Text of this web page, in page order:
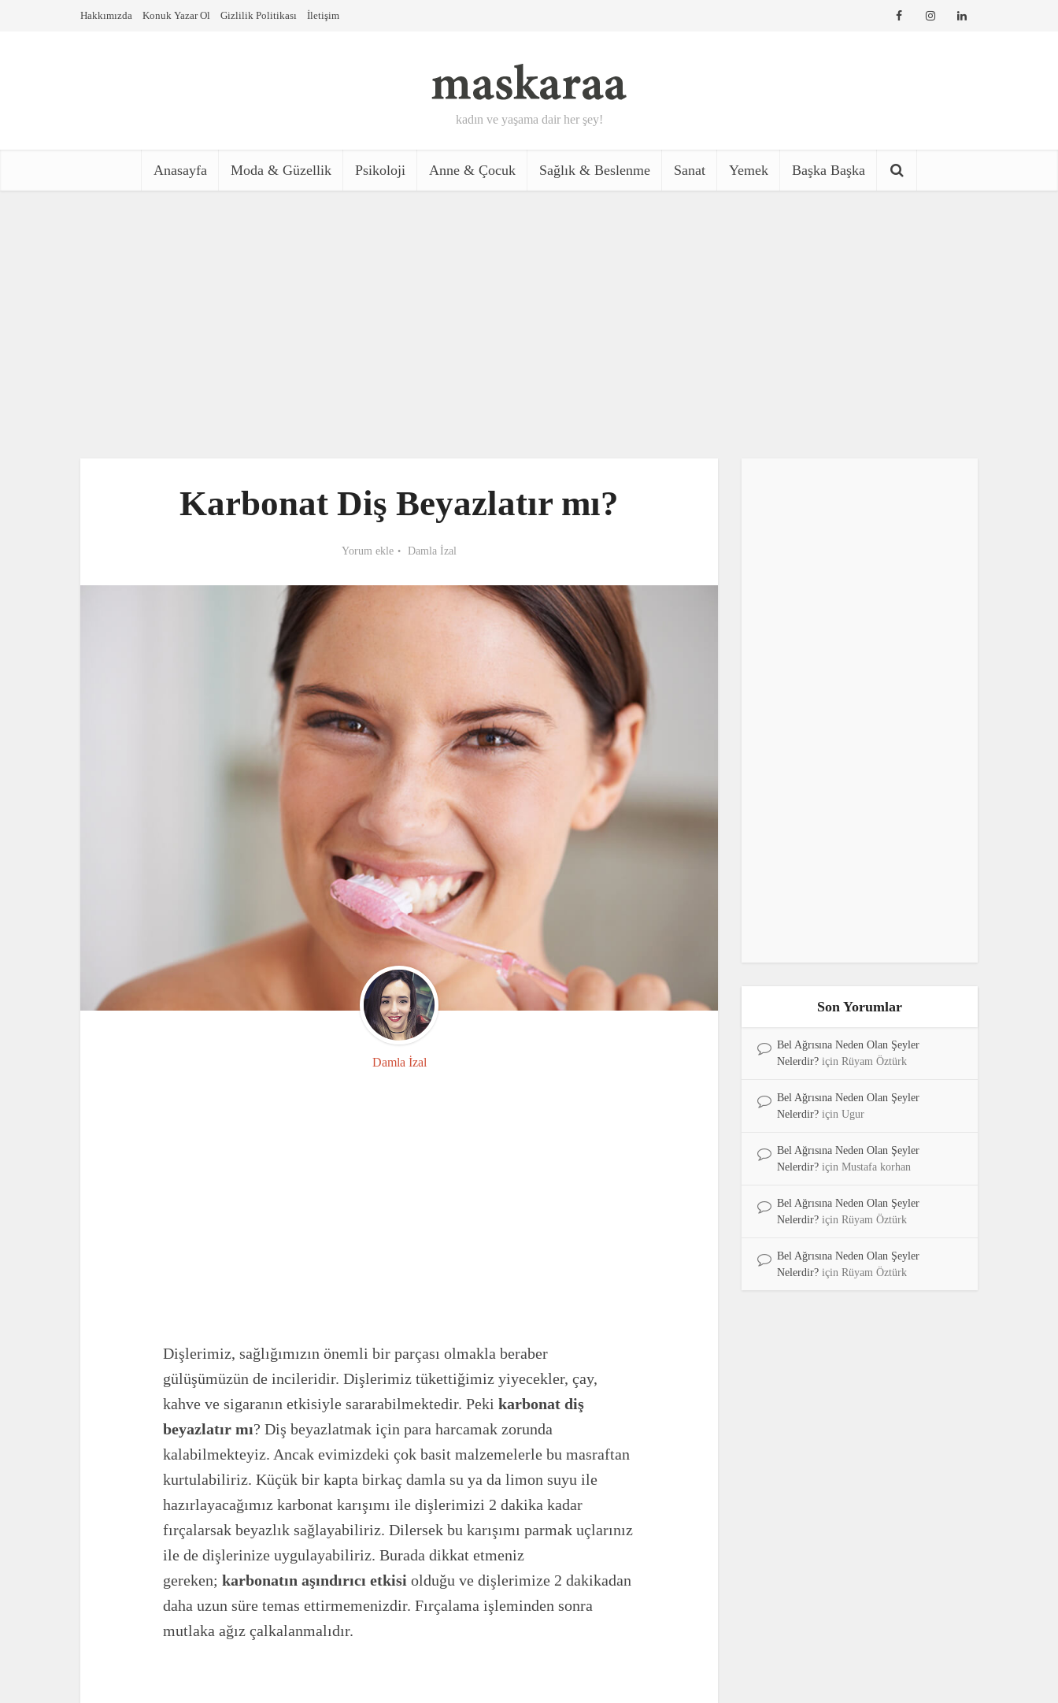
Hakkımızda Konuk Yazar Ol Gizlilik Politikası İletişim
kadın ve yaşama dair her şey!
Anasayfa Moda & Güzellik Psikoloji Anne & Çocuk Sağlık & Beslenme Sanat Yemek Başka Başka
Karbonat Diş Beyazlatır mı?
Yorum ekle Damla İzal
Damla İzal
Dişlerimiz, sağlığımızın önemli bir parçası olmakla beraber
gülüşümüzün de incileridir. Dişlerimiz tükettiğimiz yiyecekler, çay,
kahve ve sigaranın etkisiyle sararabilmektedir. Peki karbonat diş
beyazlatır mı? Diş beyazlatmak için para harcamak zorunda
kalabilmekteyiz. Ancak evimizdeki çok basit malzemelerle bu masraftan
kurtulabiliriz. Küçük bir kapta birkaç damla su ya da limon suyu ile
hazırlayacağımız karbonat karışımı ile dişlerimizi 2 dakika kadar
fırçalarsak beyazlık sağlayabiliriz. Dilersek bu karışımı parmak uçlarınız
ile de dişlerinize uygulayabiliriz. Burada dikkat etmeniz
gereken; karbonatın aşındırıcı etkisi olduğu ve dişlerimize 2 dakikadan
daha uzun süre temas ettirmemenizdir. Fırçalama işleminden sonra
mutlaka ağız çalkalanmalıdır.
Son Yorumlar
Bel Ağrısına Neden Olan Şeyler
Nelerdir? için Rüyam Öztürk
Bel Ağrısına Neden Olan Şeyler
Nelerdir? için Ugur
Bel Ağrısına Neden Olan Şeyler
Nelerdir? için Mustafa korhan
Bel Ağrısına Neden Olan Şeyler
Nelerdir? için Rüyam Öztürk
Bel Ağrısına Neden Olan Şeyler
Nelerdir? için Rüyam Öztürk